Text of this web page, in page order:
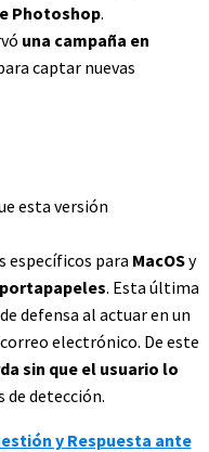
Photoshop.
una campaña en
captar nuevas
esta versión
específicos para MacOSy
. Esta última
defensa al actuar en un
electrónico. De este
sin que el usuario lo
de detección.
y Respuesta ante